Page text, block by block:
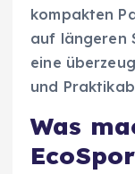
kompakten
auf längeren
eine
und
Was